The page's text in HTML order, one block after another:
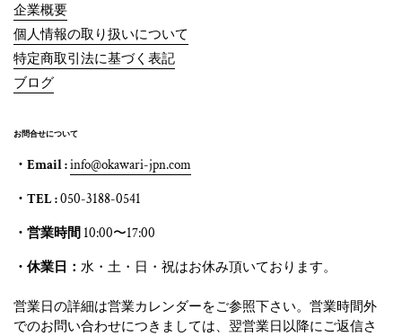
企業概要
個人情報の取り扱いについて
特定商取引法に基づく表記
ブログ
お問合せについて
・Email :info@okawari-jpn.com
・TEL :050-3188-0541
・営業時間 10:00〜17:00
・休業日： 水・土・日・祝はお休み頂いております。
営業日の詳細は営業カレンダーをご参照下さい。営業時間外
でのお問い合わせにつきましては、翌営業日以降にご返信さ